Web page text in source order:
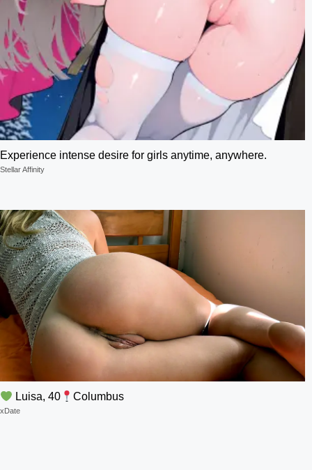
Experience intense desire for girls anytime, anywhere.
Stellar Affinity
Luisa, 40 Columbus
xDate